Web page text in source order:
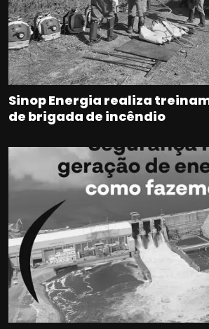
Sinop Energia realiza
de brigada de incêndio